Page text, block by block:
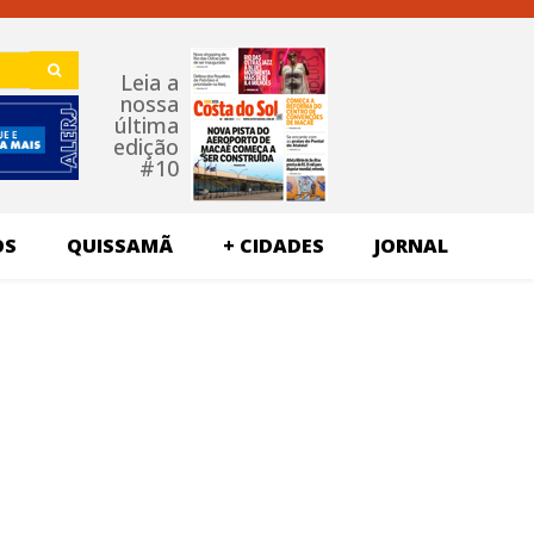
Leia a
nossa
última
edição
#10
QUISSAMÃ + CIDADES JORNAL